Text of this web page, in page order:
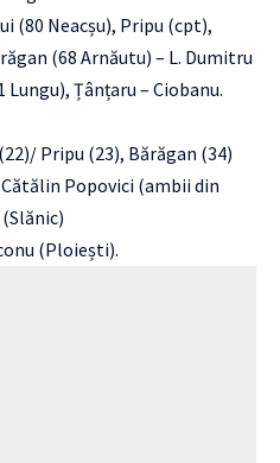
(80 Neacșu), Pripu (cpt),
(68 Arnăutu) – L. Dumitru
Țânțaru – Ciobanu.
Pripu (23), Bărăgan (34)
Popovici (ambii din
(Ploiești).